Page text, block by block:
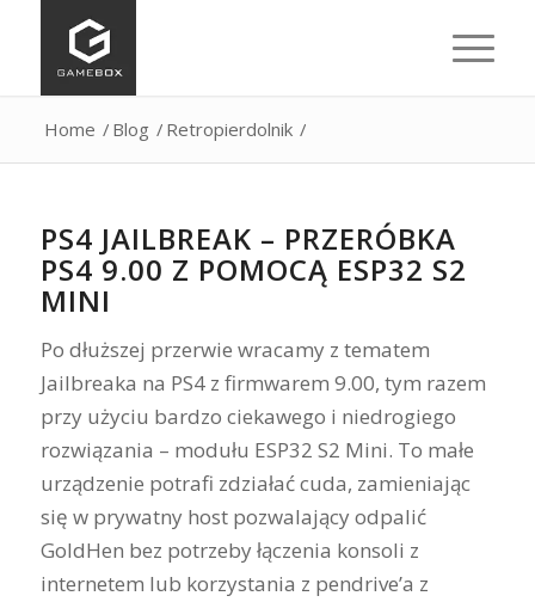
Home / Blog / Retropierdolnik /
PS4 JAILBREAK – PRZERÓBKA
PS4 9.00 Z POMOCĄ ESP32 S2
MINI
Po dłuższej przerwie wracamy z tematem
Jailbreaka na PS4 z firmwarem 9.00, tym razem
przy użyciu bardzo ciekawego i niedrogiego
rozwiązania – modułu ESP32 S2 Mini. To małe
urządzenie potrafi zdziałać cuda, zamieniając
się w prywatny host pozwalający odpalić
GoldHen bez potrzeby łączenia konsoli z
internetem lub korzystania z pendrive’a z